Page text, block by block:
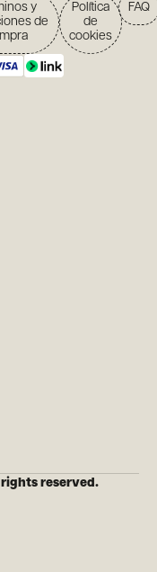
y
de
Política
de
cookies
FAQ
rights reserved.